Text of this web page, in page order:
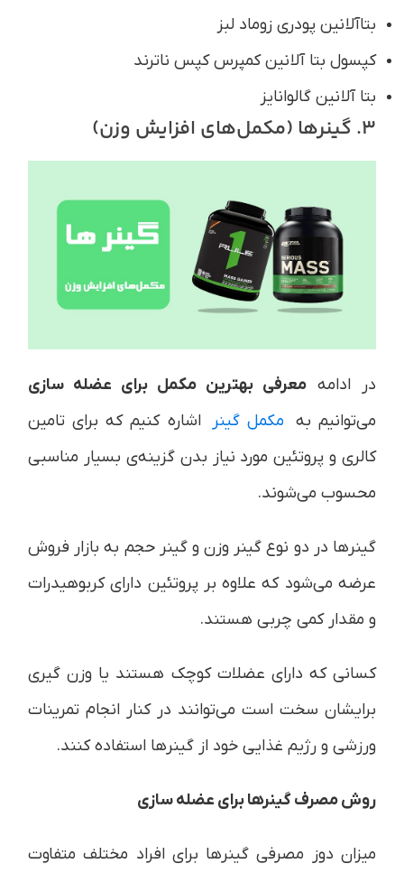
بتاآلانین پودری زوماد لبز
کپسول بتا آلانین کمپرس کپس ناترند
بتا آلانین گالوانایز
3. گینرها (مکمل‌های افزایش وزن)
در ادامه معرفی بهترین مکمل برای عضله سازی
می‌توانیم به
مکمل گینر
اشاره کنیم که برای تامین
کالری و پروتئین مورد نیاز بدن گزینه‌ی بسیار مناسبی
محسوب می‌شوند.
گینرها در دو نوع گینر وزن و گینر حجم به بازار فروش
عرضه می‌شود که علاوه بر پروتئین دارای کربوهیدرات
و مقدار کمی چربی هستند.
کسانی که دارای عضلات کوچک هستند یا وزن گیری
برایشان سخت است می‌توانند در کنار انجام تمرینات
ورزشی و رژیم غذایی خود از گینرها استفاده کنند.
روش مصرف گینرها برای عضله سازی
میزان دوز مصرفی گینرها برای افراد مختلف متفاوت